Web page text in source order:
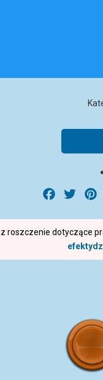
Facebook
Twitter
roszczenie dotyczące